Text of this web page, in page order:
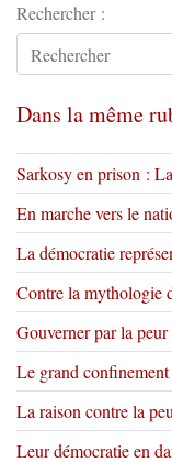
Rechercher :
Dans la même
Sarkosy en prison :
En marche vers le
La démocratie
Contre la mythologie
Gouverner par la peur
Le grand confinement
La raison contre la
Leur démocratie en